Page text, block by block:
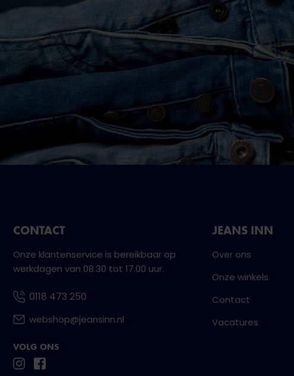
CONTACT
Onze klantenservice is bereikbaar op
werkdagen van 08.30 tot 17.00 uur.
0118 473 250
webshop@jeansinn.nl
VOLG ONS
JEANS INN
Over ons
Onze winkels
Contact
Vacatures